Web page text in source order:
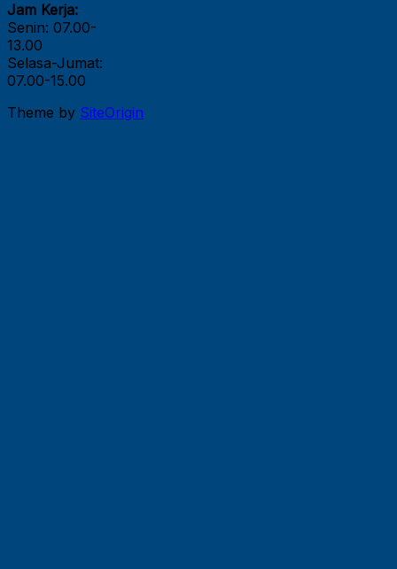
Jam Kerja:
Senin: 07.00-
13.00
Selasa-Jumat:
07.00-15.00
Theme by SiteOrigin